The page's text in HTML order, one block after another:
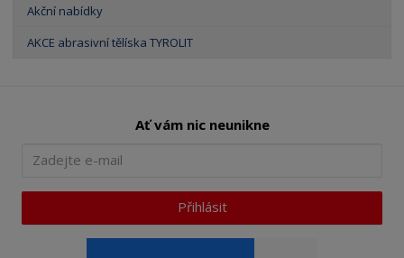
Akční nabídky
AKCE abrasivní tělíska TYROLIT
Ať vám nic neunikne
Přihlásit